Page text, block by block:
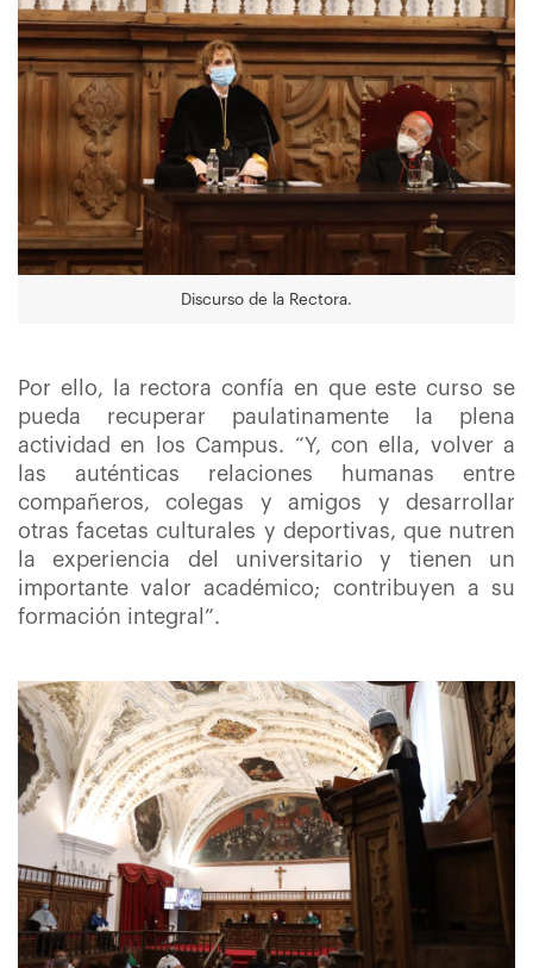
Discurso de la Rectora.
Por ello, la rectora confía en que este curso se
pueda recuperar paulatinamente la plena
actividad en los Campus. “Y, con ella, volver a
las auténticas relaciones humanas entre
compañeros, colegas y amigos y desarrollar
otras facetas culturales y deportivas, que nutren
la experiencia del universitario y tienen un
importante valor académico; contribuyen a su
formación integral”.